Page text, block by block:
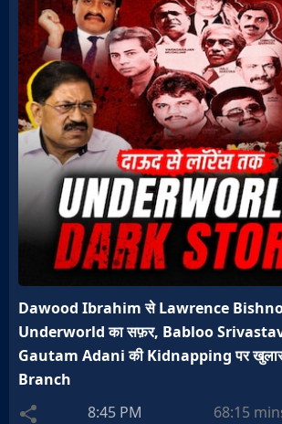
Dawood Ibrahim से Lawrence
Underworld का सफ़र, Babloo
Gautam Adani की Kidnapping पर
Branch
8:45 PM
68:15